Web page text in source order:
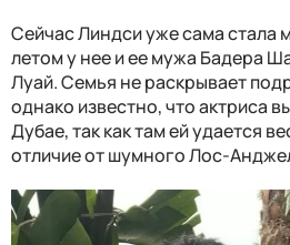
Сейчас Линдси уже сама
летом у нее и ее мужа Бадера
Луай. Семья не раскрывает
однако известно, что актриса
Дубае, так как там ей удается
отличие от шумного Лос-